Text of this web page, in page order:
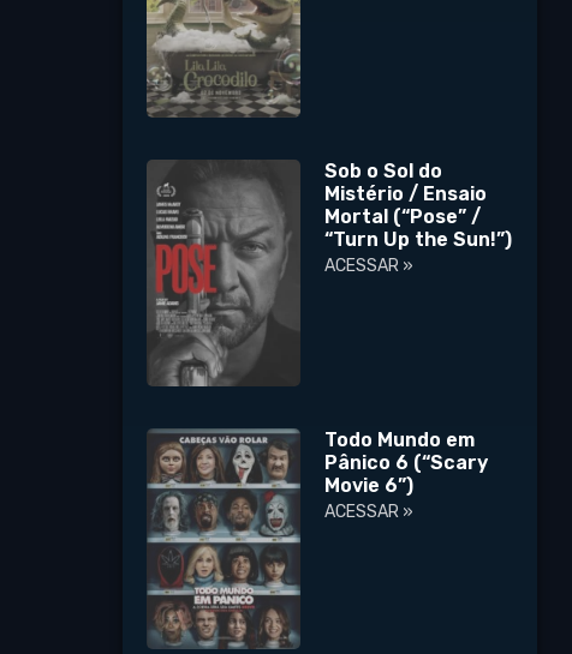
Sob o Sol do
Mistério / Ensaio
Mortal (“Pose” /
“Turn Up the Sun!”)
ACESSAR »
Todo Mundo em
Pânico 6 (“Scary
Movie 6”)
ACESSAR »